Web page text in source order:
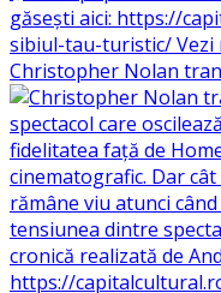
Christopher Nolan